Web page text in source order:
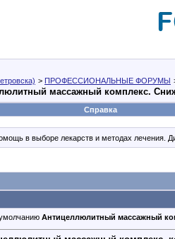
> ПРОФЕССИОНАЛЬНЫЕ ФОРУМЫ
массажный комплекс.
Справка
в выборе лекарств и методах лечения.
Антицеллюлитный массажный